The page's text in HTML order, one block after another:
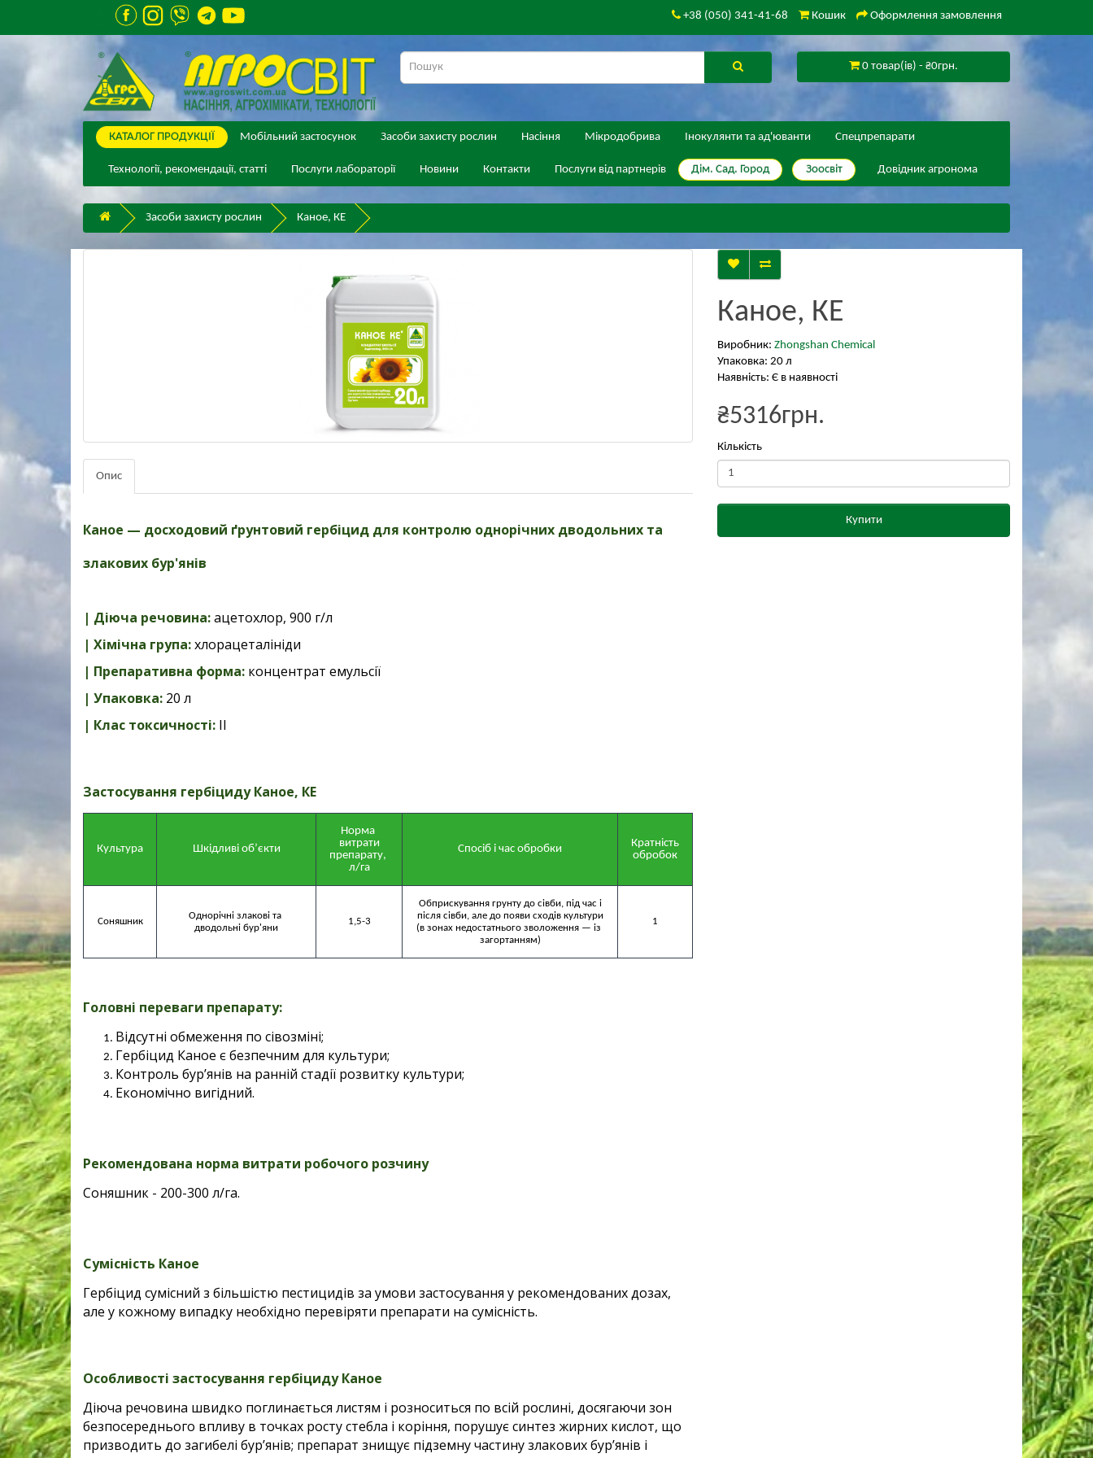
+38 (050) 341-41-68 Кошик Оформлення замовлення
0 товар(ів) - ₴0грн.
КАТАЛОГ ПPОДУКЦІЇ Мобільний застосунок Засоби захисту рослин Насіння Мікродобрива Інокулянти та ад'юванти Спецпрепарати
Технології, рекомендації, статті Послуги лабораторії Новини Контакти Послуги від партнерів Дім. Сад. Город Зоосвіт Довідник агронома
Засоби захисту рослин Каное, КЕ
Опис
Каное — досходовий ґрунтовий гербіцид для контролю однорічних дводольних та
злакових бур'янів
| Діюча речовина:ацетохлор, 900 г/л
| Хімічна група:хлорацеталініди
| Препаративна форма: концентрат емульсії
| Упаковка: 20 л
| Клас токсичності: ІІ
Застосування гербіциду Каное, КЕ
Культура Шкідливі об’єкти
Норма
витрати
препарату,
л/га
Спосіб і час обробки
Кратність
обробок
Соняшник
Однорічні злакові та
дводольні бур'яни
1,5-3
Обприскування грунту до сівби, під час і
після сівби, але до появи сходів культури
(в зонах недостатнього зволоження — із
загортанням)
1
Головні переваги препарату:
Відсутні обмеження по сівозміні;
Гербіцид Каное є безпечним для культури;
Контроль бур’янів на ранній стадії розвитку культури;
Економічно вигідний.
Рекомендована норма витрати робочого розчину
Соняшник - 200-300 л/га.
Сумісність Каное
Гербіцид сумісний з більшістю пестицидів за умови застосування у рекомендованих дозах,
але у кожному випадку необхідно перевіряти препарати на сумісність.
Особливості застосування гербіциду Каное
Діюча речовина швидко поглинається листям і розноситься по всій рослині, досягаючи зон
безпосереднього впливу в точках росту стебла і коріння, порушує синтез жирних кислот, що
призводить до загибелі бур’янів; препарат знищує підземну частину злакових бур’янів і
Каное, КЕ
Виробник: Zhongshan Chemical
Упаковка: 20 л
Наявність: Є в наявності
₴5316грн.
Кількість
Купити